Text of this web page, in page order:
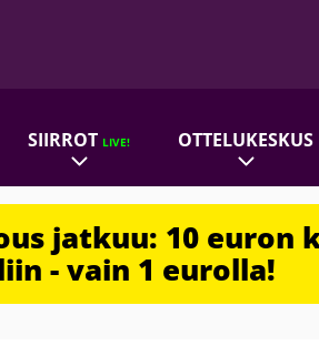
SIIRROTLIVE! OTTELUKESKUS
jatkuu: 10 euron
- vain 1 eurolla!